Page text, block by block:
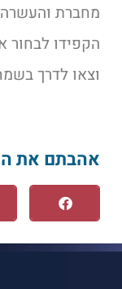
מחברת
הקפידו לבחור
וצאו לדרך
אהבתם את